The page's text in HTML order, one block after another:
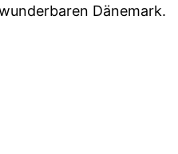
Dänemark.